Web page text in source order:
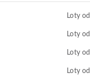
Loty
Loty
Loty
Loty